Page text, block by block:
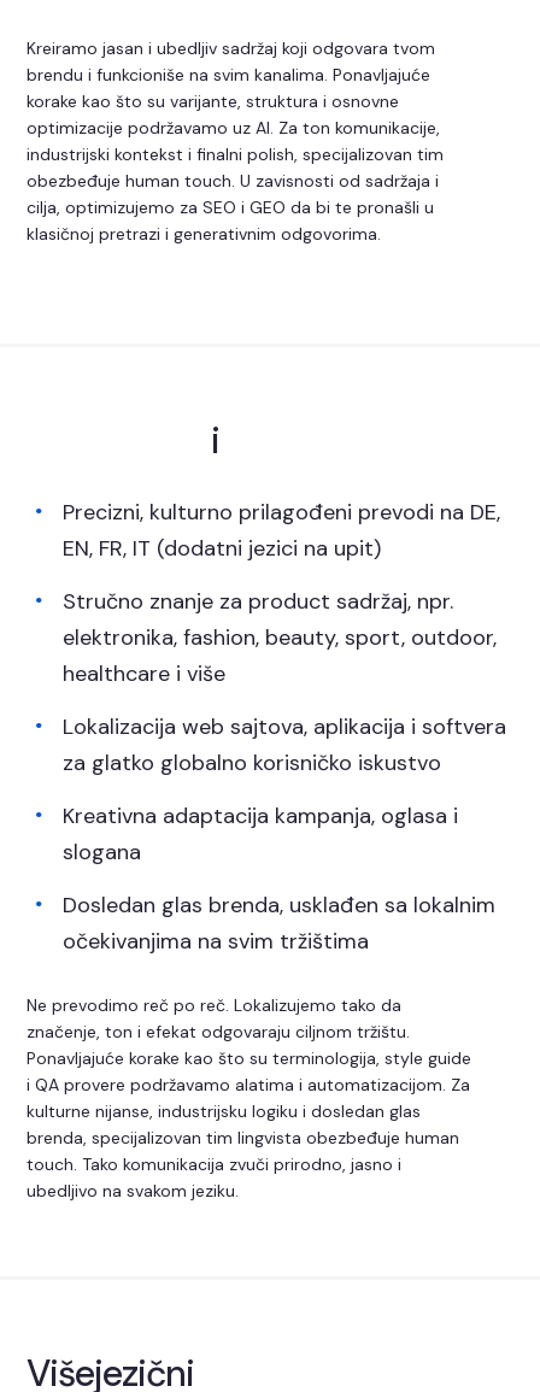
Kreiramo jasan i ubedljiv sadržaj koji odgovara tvom
brendu i funkcioniše na svim kanalima. Ponavljajuće
korake kao što su varijante, struktura i osnovne
optimizacije podržavamo uz AI. Za ton komunikacije,
industrijski kontekst i finalni polish, specijalizovan tim
obezbeđuje human touch. U zavisnosti od sadržaja i
cilja, optimizujemo za SEO i GEO da bi te pronašli u
klasičnoj pretrazi i generativnim odgovorima.
i
Precizni, kulturno prilagođeni prevodi na DE,
EN, FR, IT (dodatni jezici na upit)
Stručno znanje za product sadržaj, npr.
elektronika, fashion, beauty, sport, outdoor,
healthcare i više
Lokalizacija web sajtova, aplikacija i softvera
za glatko globalno korisničko iskustvo
Kreativna adaptacija kampanja, oglasa i
slogana
Dosledan glas brenda, usklađen sa lokalnim
očekivanjima na svim tržištima
Ne prevodimo reč po reč. Lokalizujemo tako da
značenje, ton i efekat odgovaraju ciljnom tržištu.
Ponavljajuće korake kao što su terminologija, style guide
i QA provere podržavamo alatima i automatizacijom. Za
kulturne nijanse, industrijsku logiku i dosledan glas
brenda, specijalizovan tim lingvista obezbeđuje human
touch. Tako komunikacija zvuči prirodno, jasno i
ubedljivo na svakom jeziku.
Višejezični